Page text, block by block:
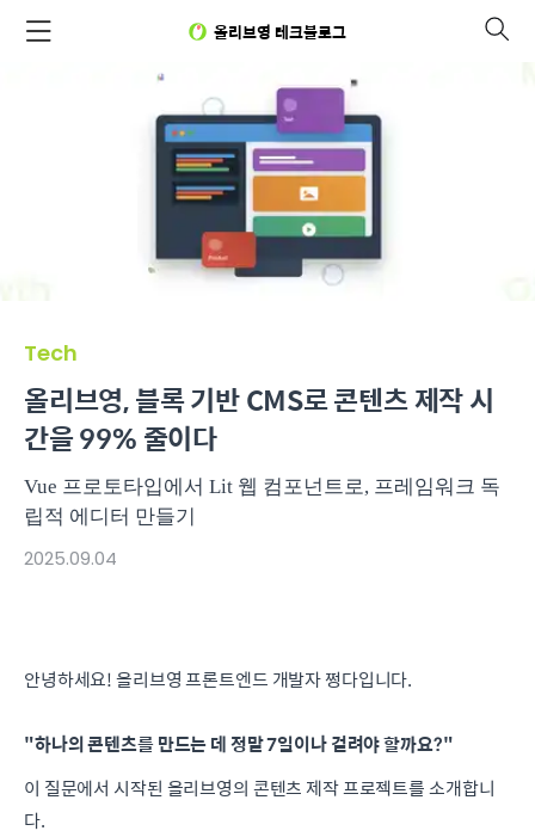
올리브영 테크블로그
Tech
올리브영, 블록 기반 CMS로 콘텐츠 제작 시
간을 99% 줄이다
Vue 프로토타입에서 Lit 웹 컴포넌트로, 프레임워크 독
립적 에디터 만들기
2025.09.04
안녕하세요! 올리브영 프론트엔드 개발자 쩡다입니다.
"하나의 콘텐츠를 만드는 데 정말 7일이나 걸려야 할까요?"
이 질문에서 시작된 올리브영의 콘텐츠 제작 프로젝트를 소개합니
다.